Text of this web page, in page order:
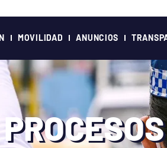
MOVILIDAD ANUNCIOS